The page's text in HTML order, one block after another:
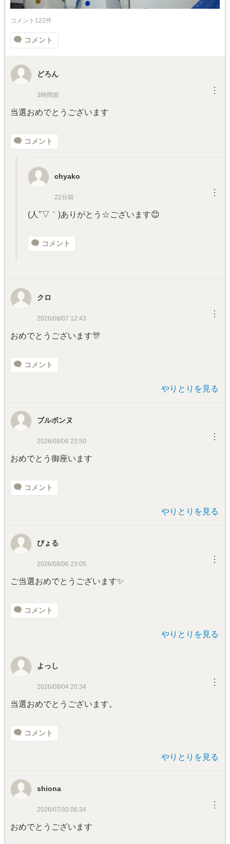
コメント122件
コメント
どろん
3時間前 ︙
当選おめでとうございます
コメント
chyako
22分前 ︙
(人''▽｀)ありがとう☆ございます😊
コメント
クロ
2026/08/07 12:43 ︙
おめでとうございます🎊
コメント
やりとりを見る
ブルボンヌ
2026/08/06 23:50 ︙
おめでとう御座います
コメント
やりとりを見る
びょる
2026/08/06 23:05 ︙
ご当選おめでとうございます✨
コメント
やりとりを見る
よっし
2026/08/04 20:34 ︙
当選おめでとうございます。
コメント
やりとりを見る
shiona
2026/07/30 06:34 ︙
おめでとうございます